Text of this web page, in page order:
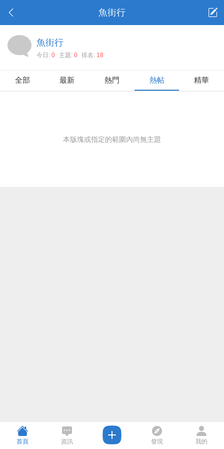
魚街行
魚街行
今日: 0 主題: 0 排名: 18
全部 最新 熱門 熱帖 精華
本版塊或指定的範圍內尚無主題
首頁 資訊 發現 我的